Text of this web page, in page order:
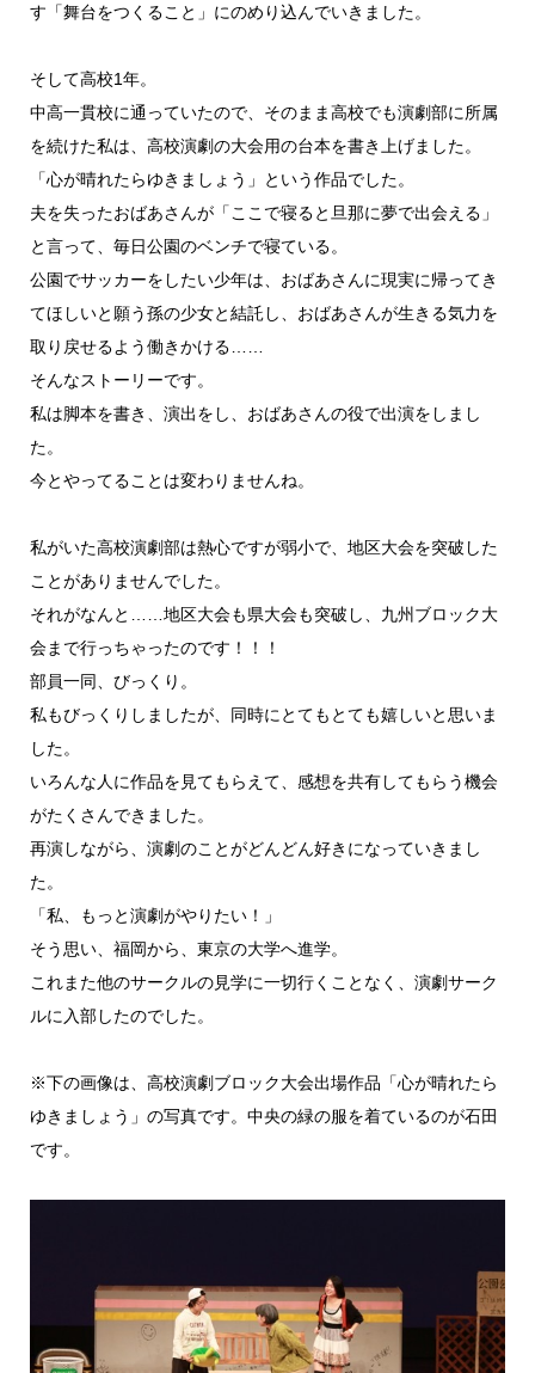
す「舞台をつくること」にのめり込んでいきました。
そして高校1年。
中高一貫校に通っていたので、そのまま高校でも演劇部に所属
を続けた私は、高校演劇の大会用の台本を書き上げました。
「心が晴れたらゆきましょう」という作品でした。
夫を失ったおばあさんが「ここで寝ると旦那に夢で出会える」
と言って、毎日公園のベンチで寝ている。
公園でサッカーをしたい少年は、おばあさんに現実に帰ってき
てほしいと願う孫の少女と結託し、おばあさんが生きる気力を
取り戻せるよう働きかける……
そんなストーリーです。
私は脚本を書き、演出をし、おばあさんの役で出演をしまし
た。
今とやってることは変わりませんね。
私がいた高校演劇部は熱心ですが弱小で、地区大会を突破した
ことがありませんでした。
それがなんと……地区大会も県大会も突破し、九州ブロック大
会まで行っちゃったのです！！！
部員一同、びっくり。
私もびっくりしましたが、同時にとてもとても嬉しいと思いま
した。
いろんな人に作品を見てもらえて、感想を共有してもらう機会
がたくさんできました。
再演しながら、演劇のことがどんどん好きになっていきまし
た。
「私、もっと演劇がやりたい！」
そう思い、福岡から、東京の大学へ進学。
これまた他のサークルの見学に一切行くことなく、演劇サーク
ルに入部したのでした。
※下の画像は、高校演劇ブロック大会出場作品「心が晴れたら
ゆきましょう」の写真です。中央の緑の服を着ているのが石田
です。